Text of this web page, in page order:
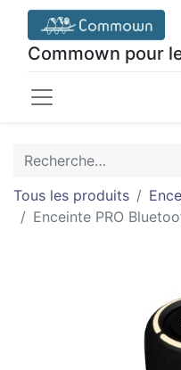
Commown pour
Tous les produits
Enceinte PRO